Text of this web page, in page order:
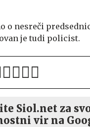
o nesreči
je tudi policist.
Siol.net za
vir na